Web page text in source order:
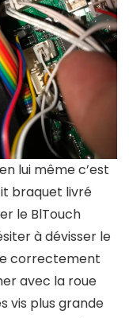
lui même c’est
braquet livré
le BlTouch
à dévisser le
correctement
avec la roue
vis plus grande